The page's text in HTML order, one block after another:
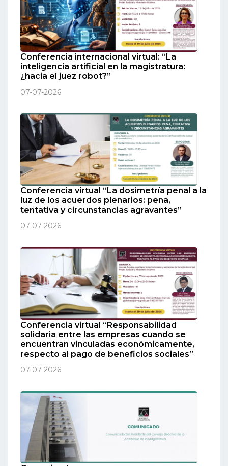
Conferencia internacional virtual: “La
inteligencia artificial en la magistratura:
¿hacia el juez robot?”
07-07-2026
Conferencia virtual “La dosimetría penal a la
luz de los acuerdos plenarios: pena,
tentativa y circunstancias agravantes”
07-07-2026
Conferencia virtual “Responsabilidad
solidaria entre las empresas cuando se
encuentran vinculadas económicamente,
respecto al pago de beneficios sociales”
07-07-2026